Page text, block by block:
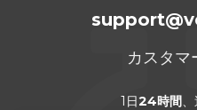
カスタマ
1日24時間